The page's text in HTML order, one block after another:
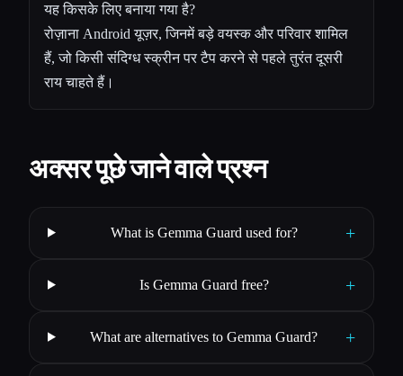
यह किसके लिए बनाया गया है?
रोज़ाना Android यूज़र, जिनमें बड़े वयस्क और परिवार शामिल
हैं, जो किसी संदिग्ध स्क्रीन पर टैप करने से पहले तुरंत दूसरी
राय चाहते हैं।
अक्सर पूछे जाने वाले प्रश्न
What is Gemma Guard used for? +
Is Gemma Guard free? +
What are alternatives to Gemma Guard? +